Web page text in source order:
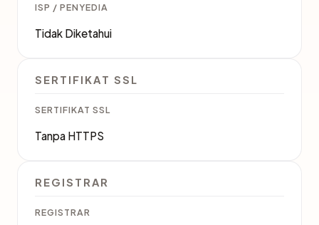
ISP / PENYEDIA
Tidak Diketahui
SERTIFIKAT SSL
SERTIFIKAT SSL
Tanpa HTTPS
REGISTRAR
REGISTRAR